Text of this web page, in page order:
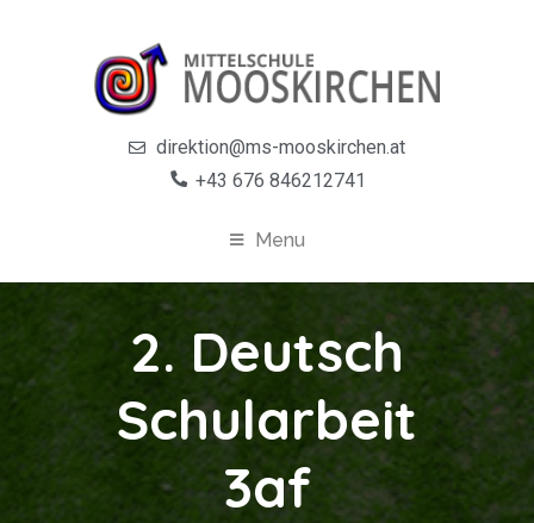
direktion@ms-mooskirchen.at
+43 676 846212741
Menu
2. Deutsch
Schularbeit
3af